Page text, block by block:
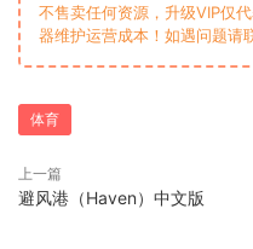
不售卖任何资源，升级VIP仅
器维护运营成本！如遇问题请
体育
上一篇
避风港（Haven）中文版